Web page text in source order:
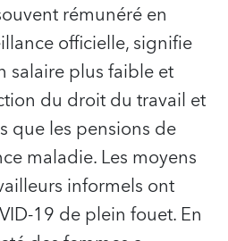
rémunéré en
officielle, signifie
salaire plus faible et
du droit du travail et
que les pensions de
maladie. Les moyens
informels ont
19 de plein fouet. En